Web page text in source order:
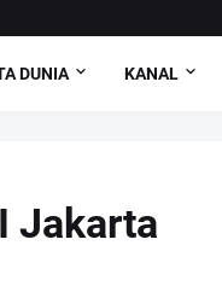
DUNIA KANAL
Jakarta